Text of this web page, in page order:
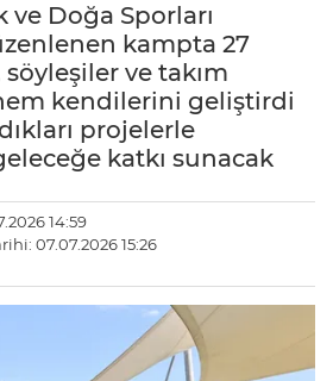
ve Doğa Sporları
kampta 27
ve takım
kendilerini geliştirdi
projelerle
katkı sunacak
14:59
07.07.2026 15:26